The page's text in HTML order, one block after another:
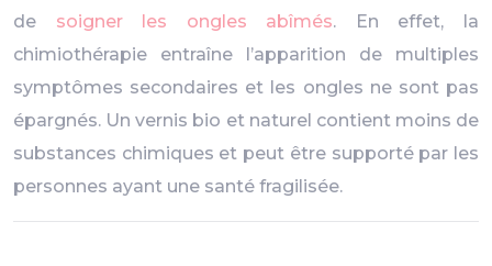
de soigner les ongles abîmés. En effet, la
chimiothérapie entraîne l’apparition de multiples
symptômes secondaires et les ongles ne sont pas
épargnés. Un vernis bio et naturel contient moins de
substances chimiques et peut être supporté par les
personnes ayant une santé fragilisée.